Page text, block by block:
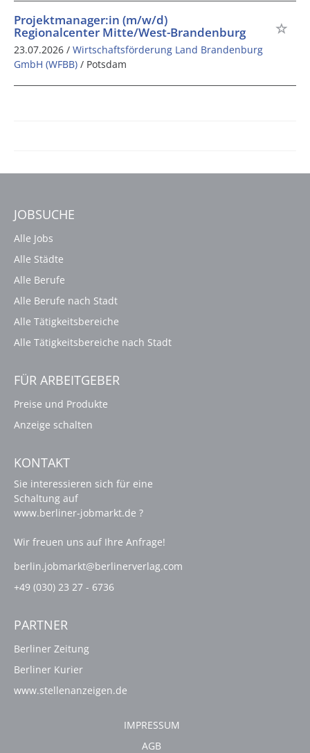
Projektmanager:in (m/w/d)
Regionalcenter Mitte/West-Brandenburg
23.07.2026 / Wirtschaftsförderung Land Brandenburg
GmbH (WFBB) / Potsdam
JOBSUCHE
Alle Jobs
Alle Städte
Alle Berufe
Alle Berufe nach Stadt
Alle Tätigkeitsbereiche
Alle Tätigkeitsbereiche nach Stadt
FÜR ARBEITGEBER
Preise und Produkte
Anzeige schalten
KONTAKT
Sie interessieren sich für eine
Schaltung auf
www.berliner-jobmarkt.de ?
Wir freuen uns auf Ihre Anfrage!
berlin.jobmarkt@berlinerverlag.com
+49 (030) 23 27 - 6736
PARTNER
Berliner Zeitung
Berliner Kurier
www.stellenanzeigen.de
IMPRESSUM
AGB